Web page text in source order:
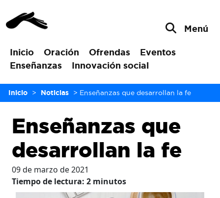
Inicio Oración Ofrendas
Eventos
Enseñanzas
Innovación social
Menú
Inicio > Noticias > Enseñanzas que desarrollan la fe
Enseñanzas que
desarrollan la fe
09 de marzo de 2021
Tiempo de lectura: 2 minutos